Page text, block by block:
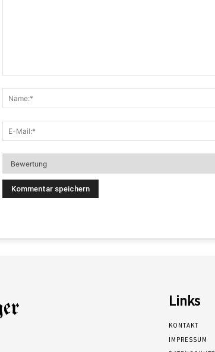
Links
KONTAKT
IMPRESSUM